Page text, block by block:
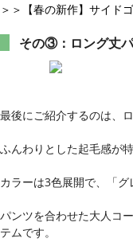
＞＞【春の新作】サイド
その③：ロング丈
最後にご紹介するのは、
ふんわりとした起毛感が
カラーは3色展開で、「グ
パンツを合わせた大人コ
テムです。